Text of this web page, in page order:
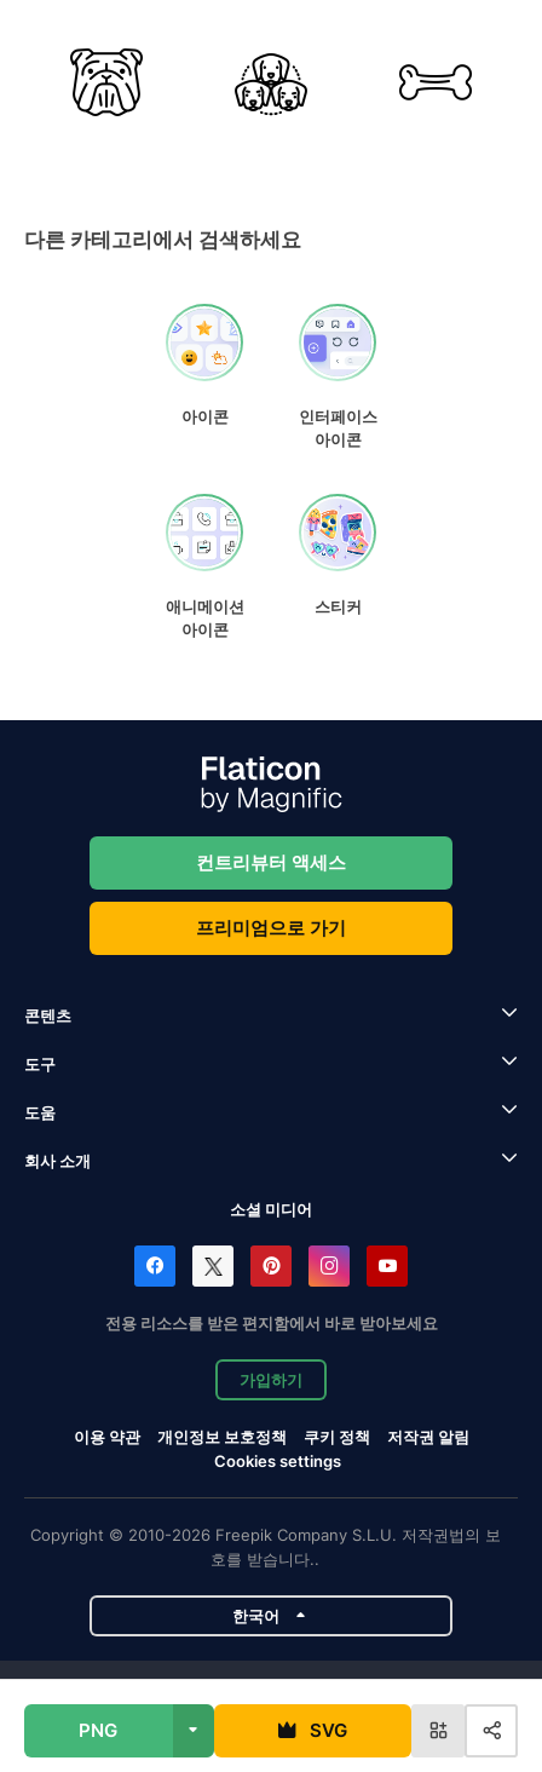
PNG SVG
다른 카테고리에서 검색하세요
아이콘
인터페이스
아이콘
애니메이션
아이콘
스티커
컨트리뷰터 액세스
프리미엄으로 가기
콘텐츠
도구
도움
회사 소개
소셜 미디어
전용 리소스를 받은 편지함에서 바로 받아보세요
가입하기
이용 약관 개인정보 보호정책 쿠키 정책
저작권 알림
Cookies settings
Copyright © 2010-2026 Freepik Company S.L.U. 저작권법의 보
호를 받습니다..
한국어